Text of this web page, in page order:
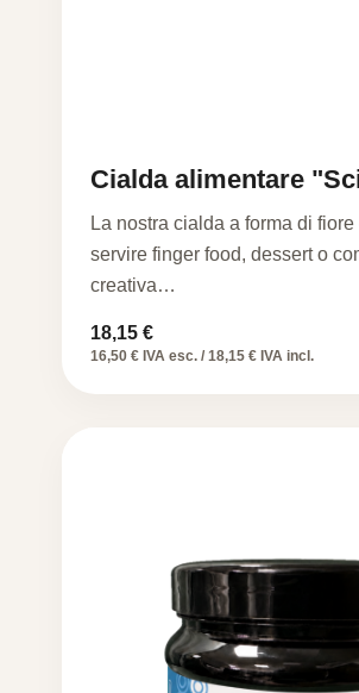
Cialda alimentare
La nostra cialda a forma di
servire finger food, dessert o
creativa…
18,15 €
16,50 € IVA esc. / 18,15 € IVA incl.